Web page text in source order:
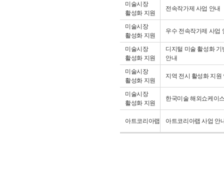
미술시장
활성화 지원
전속작가제 사업 안내
미술시장
활성화 지원
우수 전속작가제 사업
미술시장
활성화 지원
디지털 미술 활성화 기
안내
미술시장
활성화 지원
지역 전시 활성화 지원
미술시장
활성화 지원
한국미술 해외쇼케이
아트코리아랩 아트코리아랩 사업 안